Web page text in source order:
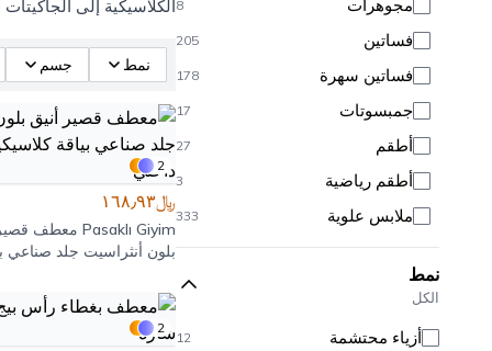
مجوهرات 8
فساتين 205
فساتين سهرة 178
جمبسوتات 17
أطقم 27
أطقم رياضية 3
ملابس علوية 333
ملابس سفلية 181
ملابس خارجية 72
نمط
الكل
أزياء محتشمة 12
الكلاسيكية إلى
نمط جسم
2
﷼١٦٨٫٩٣
Pasaklı Giyim معطف
بلون أنثراسيت جلد صناعي
2